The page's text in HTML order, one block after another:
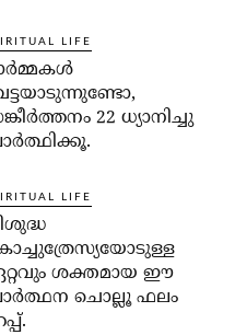
LIFE
22 ധ്യാനിച്ചു
LIFE
ശക്തമായ ഈ
ചൊല്ലൂ ഫലം